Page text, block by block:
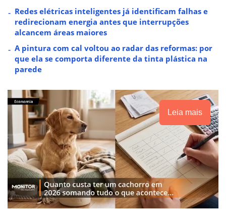
Redes elétricas inteligentes já identificam falhas e
redirecionam energia antes que interrupções
alcancem áreas maiores
A pintura com cal voltou ao radar das reformas: por
que ela se comporta diferente da tinta plástica na
parede
Leia mais